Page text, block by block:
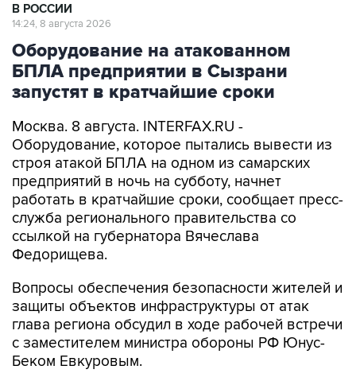
В РОССИИ
14:24, 8 августа 2026
Оборудование на атакованном
БПЛА предприятии в Сызрани
запустят в кратчайшие сроки
Москва. 8 августа. INTERFAX.RU -
Оборудование, которое пытались вывести из
строя атакой БПЛА на одном из самарских
предприятий в ночь на субботу, начнет
работать в кратчайшие сроки, сообщает пресс-
служба регионального правительства со
ссылкой на губернатора Вячеслава
Федорищева.
Вопросы обеспечения безопасности жителей и
защиты объектов инфраструктуры от атак
глава региона обсудил в ходе рабочей встречи
с заместителем министра обороны РФ Юнус-
Беком Евкуровым.